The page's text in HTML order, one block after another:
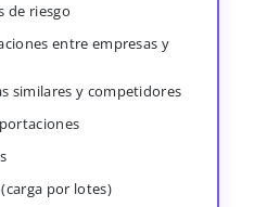
de riesgo
entre empresas y
similares y competidores
por lotes)